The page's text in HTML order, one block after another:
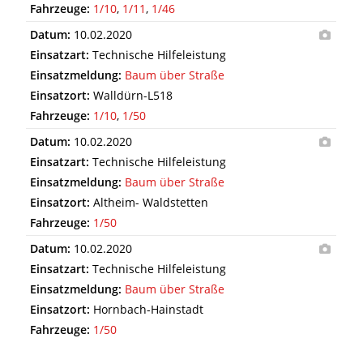
Fahrzeuge: 1/10, 1/11, 1/46
Datum: 10.02.2020
Einsatzart: Technische Hilfeleistung
Einsatzmeldung: Baum über Straße
Einsatzort: Walldürn-L518
Fahrzeuge: 1/10, 1/50
Datum: 10.02.2020
Einsatzart: Technische Hilfeleistung
Einsatzmeldung: Baum über Straße
Einsatzort: Altheim- Waldstetten
Fahrzeuge: 1/50
Datum: 10.02.2020
Einsatzart: Technische Hilfeleistung
Einsatzmeldung: Baum über Straße
Einsatzort: Hornbach-Hainstadt
Fahrzeuge: 1/50